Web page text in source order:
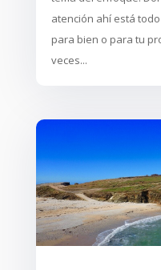
atención ahí está
para bien o para tu
veces...